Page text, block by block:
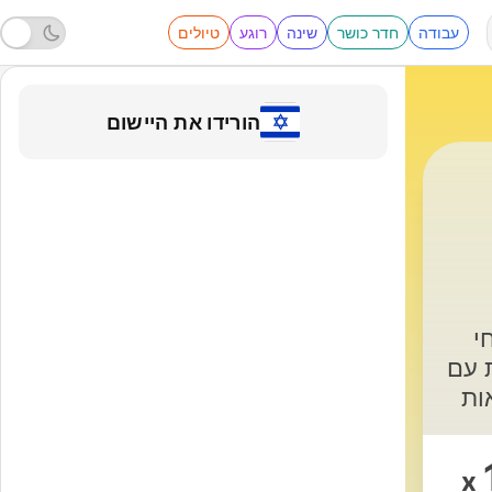
עבודה חדר כושר שינה רוגע טיולים
עם
הורידו את היישום